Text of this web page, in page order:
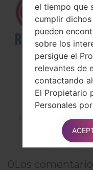
¿Cómo
menú
0Los
el tiempo que
cumplir
pueden
sobre los
persigue el
relevantes de
contactando
El Propietario
Personales
prolongado
dado su
Propietario